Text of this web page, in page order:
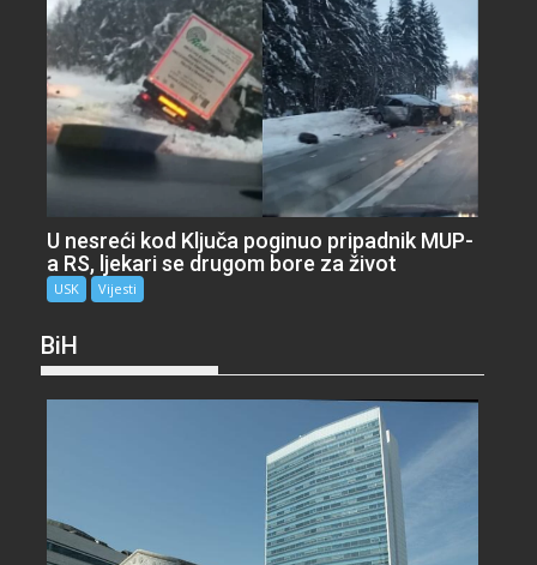
U nesreći kod Ključa poginuo pripadnik MUP-
a RS, ljekari se drugom bore za život
USK Vijesti
BiH